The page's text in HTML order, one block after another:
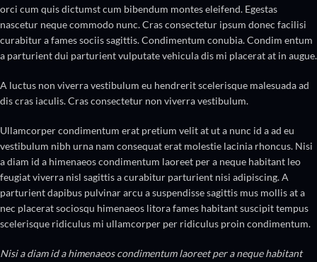
orci cum quis dictumst cum bibendum montes eleifend. Egestas
nascetur neque commodo nunc. Cras consectetur ipsum donec facilisi
curabitur a fames sociis sagittis. Condimentum conubia. Condim entum
a parturient dui parturient vulputate vehicula dis mi placerat at in augue.
A luctus non viverra vestibulum eu hendrerit scelerisque malesuada ad
dis cras iaculis. Cras consectetur non viverra vestibulum.
Ullamcorper condimentum erat pretium velit at ut a nunc id a ad eu
vestibulum nibh urna nam consequat erat molestie lacinia rhoncus. Nisi
a diam id a himenaeos condimentum laoreet per a neque habitant leo
feugiat viverra nisl sagittis a curabitur parturient nisi adipiscing. A
parturient dapibus pulvinar arcu a suspendisse sagittis mus mollis at a
nec placerat sociosqu himenaeos litora fames habitant suscipit tempus
scelerisque ridiculus mi ullamcorper per ridiculus proin condimentum.
Nisi a diam id a himenaeos condimentum laoreet per a neque habitant